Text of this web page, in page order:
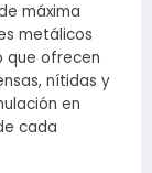
máxima
metálicos
que ofrecen
nítidas y
en
cada